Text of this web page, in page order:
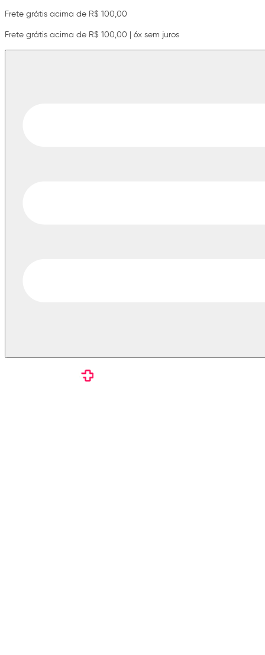
Frete grátis acima de R$ 100,00
Frete grátis acima de R$ 100,00 | 6x sem juros